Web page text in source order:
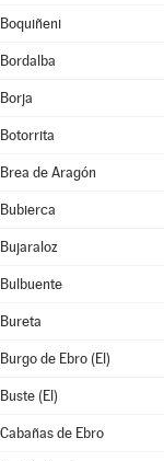
Boquiñeni
Bordalba
Borja
Botorrita
Brea de Aragón
Bubierca
Bujaraloz
Bulbuente
Bureta
Burgo de Ebro (El)
Buste (El)
Cabañas de Ebro